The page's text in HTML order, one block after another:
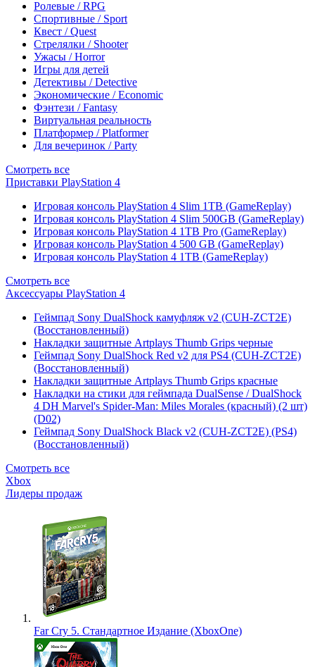
Ролевые / RPG
Спортивные / Sport
Квест / Quest
Стрелялки / Shooter
Ужасы / Horror
Игры для детей
Детективы / Detective
Экономические / Economic
Фэнтези / Fantasy
Виртуальная реальность
Платформер / Platformer
Для вечеринок / Party
Смотреть все
Приставки PlayStation 4
Игровая консоль PlayStation 4 Slim 1TB (GameReplay)
Игровая консоль PlayStation 4 Slim 500GB (GameReplay)
Игровая консоль PlayStation 4 1TB Pro (GameReplay)
Игровая консоль PlayStation 4 500 GB (GameReplay)
Игровая консоль PlayStation 4 1TB (GameReplay)
Смотреть все
Аксессуары PlayStation 4
Геймпад Sony DualShock камуфляж v2 (CUH-ZCT2E)
(Восстановленный)
Накладки защитные Artplays Thumb Grips черные
Геймпад Sony DualShock Red v2 для PS4 (CUH-ZCT2E)
(Восстановленный)
Накладки защитные Artplays Thumb Grips красные
Накладки на стики для геймпада DualSense / DualShock
4 DH Marvel's Spider-Man: Miles Morales (красный) (2 шт)
(D02)
Геймпад Sony DualShock Black v2 (CUH-ZCT2E) (PS4)
(Восстановленный)
Смотреть все
Xbox
Лидеры продаж
Far Cry 5. Стандартное Издание (XboxOne)